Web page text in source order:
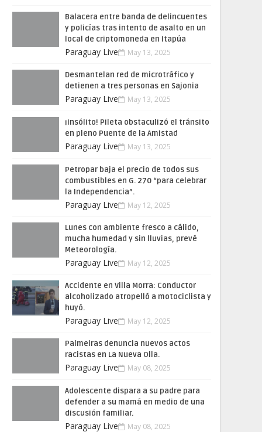
Balacera entre banda de delincuentes
y policías tras intento de asalto en un
local de criptomoneda en Itapúa
Paraguay Live May 13, 2025
Desmantelan red de microtráfico y
detienen a tres personas en Sajonia
Paraguay Live May 13, 2025
¡Insólito! Pileta obstaculizó el tránsito
en pleno Puente de la Amistad
Paraguay Live May 13, 2025
Petropar baja el precio de todos sus
combustibles en G. 270 “para celebrar
la Independencia”.
Paraguay Live May 12, 2025
Lunes con ambiente fresco a cálido,
mucha humedad y sin lluvias, prevé
Meteorología.
Paraguay Live May 12, 2025
Accidente en Villa Morra: Conductor
alcoholizado atropelló a motociclista y
huyó.
Paraguay Live May 12, 2025
Palmeiras denuncia nuevos actos
racistas en La Nueva Olla.
Paraguay Live May 08, 2025
Adolescente dispara a su padre para
defender a su mamá en medio de una
discusión familiar.
Paraguay Live May 08, 2025